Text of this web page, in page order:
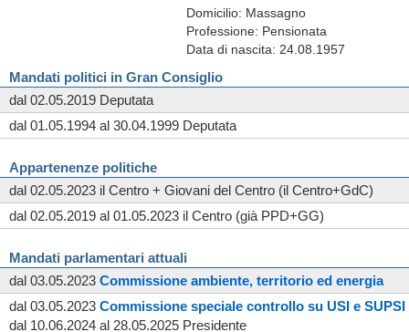
Domicilio: Massagno
Professione: Pensionata
Data di nascita: 24.08.1957
Mandati politici in Gran Consiglio
dal 02.05.2019 Deputata
dal 01.05.1994 al 30.04.1999 Deputata
Appartenenze politiche
dal 02.05.2023 il Centro + Giovani del Centro (il Centro+GdC)
dal 02.05.2019 al 01.05.2023 il Centro (già PPD+GG)
Mandati parlamentari attuali
dal 03.05.2023 Commissione ambiente, territorio ed energia
dal 03.05.2023 Commissione speciale controllo su USI e SUPSI
dal 10.06.2024 al 28.05.2025 Presidente